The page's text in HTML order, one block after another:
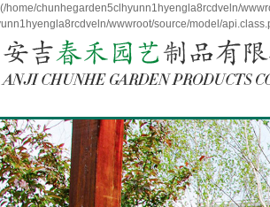
home/chunhegarden5clhyunn1hyengla8rcdveln/
wwwroot/source/model/